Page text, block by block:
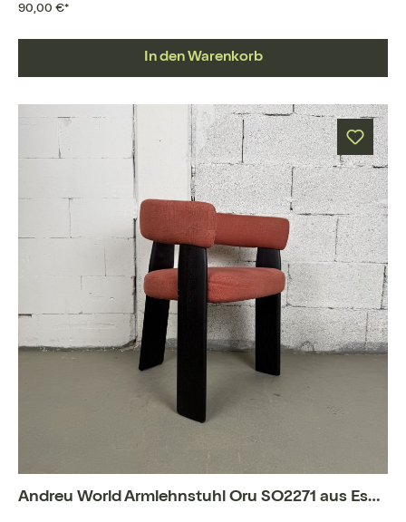
90,00 €*
In den Warenkorb
Andreu World Armlehnstuhl Oru SO2271 aus Esche